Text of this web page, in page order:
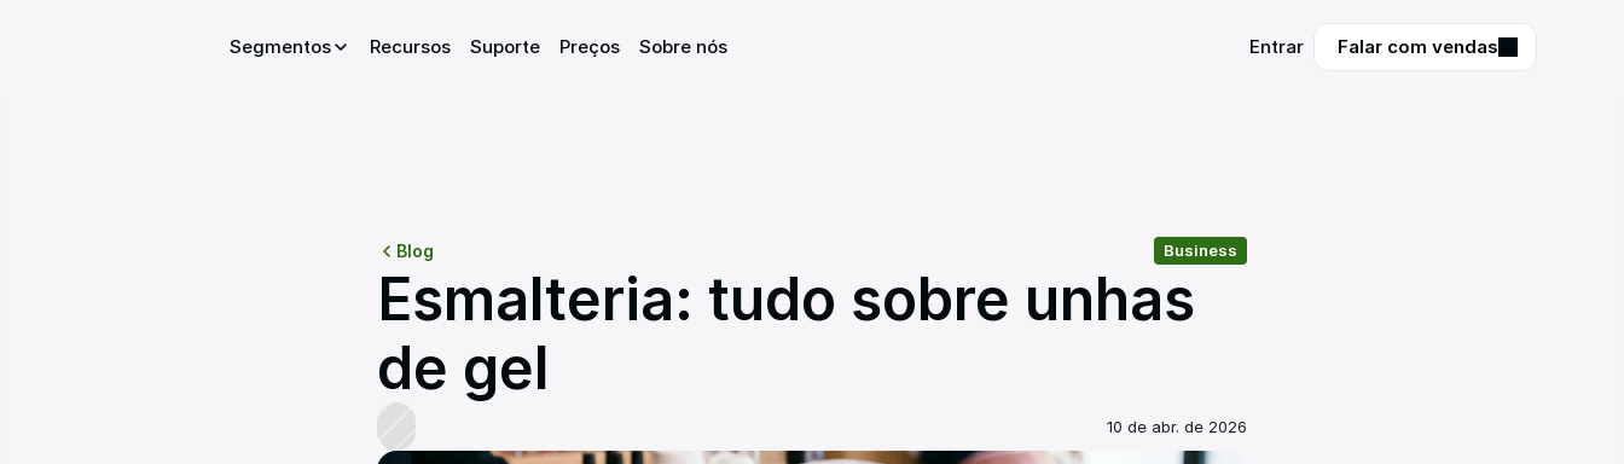
Segmentos Recursos Suporte Preços Sobre nós Entrar Falar com vendas
Segmentos Recursos Suporte Preços Sobre nós Entrar Falar com vendas
Blog Business
Esmalteria: tudo sobre unhas
de gel
10 de abr. de 2026